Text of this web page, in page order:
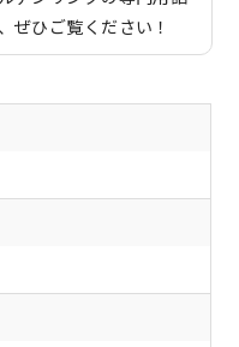
ぜひご覧ください！